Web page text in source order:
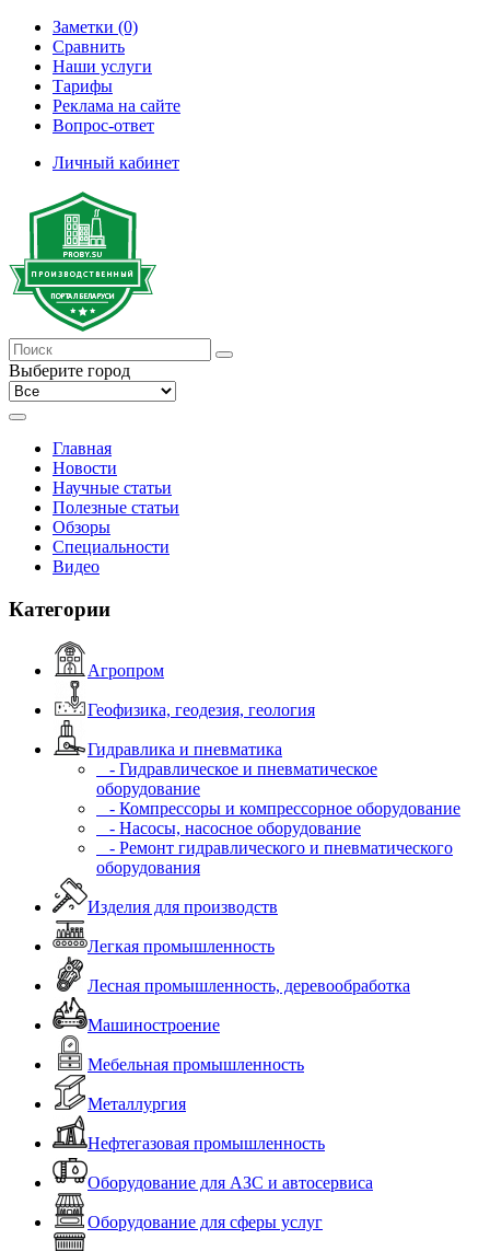
Заметки (0)
Сравнить
Наши услуги
Тарифы
Реклама на сайте
Вопрос-ответ
Личный кабинет
Выберите город
Главная
Новости
Научные статьи
Полезные статьи
Обзоры
Специальности
Видео
Категории
Агропром
Геофизика, геодезия, геология
Гидравлика и пневматика
- Гидравлическое и пневматическое
оборудование
- Компрессоры и компрессорное оборудование
- Насосы, насосное оборудование
- Ремонт гидравлического и пневматического
оборудования
Изделия для производств
Легкая промышленность
Лесная промышленность, деревообработка
Машиностроение
Мебельная промышленность
Металлургия
Нефтегазовая промышленность
Оборудование для АЗС и автосервиса
Оборудование для сферы услуг